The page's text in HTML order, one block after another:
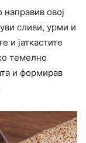
направив овој
сливи, урми и
и јаткастите
темелно
и формирав